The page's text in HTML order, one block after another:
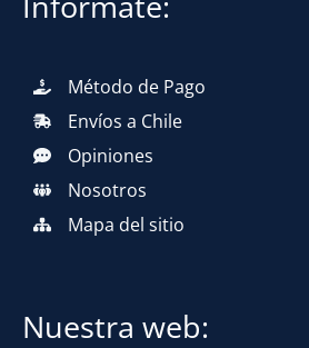
Método de Pago
Envíos a Chile
Opiniones
Nosotros
Mapa del sitio
Nuestra web: